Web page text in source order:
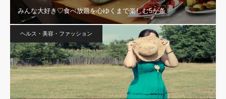
みんな大好き♡食べ放題を心ゆくまで楽しむ5か条
ヘルス・美容・ファッション